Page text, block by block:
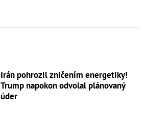
Irán pohrozil zničením energetiky!
Trump napokon odvolal plánovaný
úder